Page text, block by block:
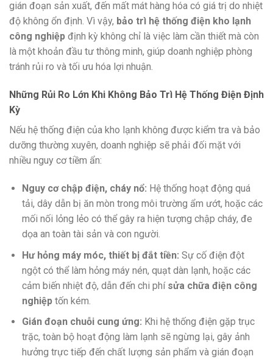
gián đoạn sản xuất, đến mất mát hàng hóa có giá trị do nhiệt
độ không ổn định. Vì vậy, bảo trì hệ thống điện kho lạnh
công nghiệp định kỳ không chỉ là việc làm cần thiết mà còn
là một khoản đầu tư thông minh, giúp doanh nghiệp phòng
tránh rủi ro và tối ưu hóa lợi nhuận.
Những Rủi Ro Lớn Khi Không Bảo Trì Hệ Thống Điện Định
Kỳ
Nếu hệ thống điện của kho lạnh không được kiểm tra và bảo
dưỡng thường xuyên, doanh nghiệp sẽ phải đối mặt với
nhiều nguy cơ tiềm ẩn:
Nguy cơ chập điện, cháy nổ: Hệ thống hoạt động quá
tải, dây dẫn bị ăn mòn trong môi trường ẩm ướt, hoặc các
mối nối lỏng lẻo có thể gây ra hiện tượng chập cháy, đe
dọa an toàn tài sản và con người.
Hư hỏng máy móc, thiết bị đắt tiền: Sự cố điện đột
ngột có thể làm hỏng máy nén, quạt dàn lạnh, hoặc các
cảm biến nhiệt độ, dẫn đến chi phí sửa chữa điện công
nghiệptốn kém.
Gián đoạn chuỗi cung ứng: Khi hệ thống điện gặp trục
trặc, toàn bộ hoạt động làm lạnh sẽ ngừng lại, gây ảnh
hưởng trực tiếp đến chất lượng sản phẩm và gián đoạn